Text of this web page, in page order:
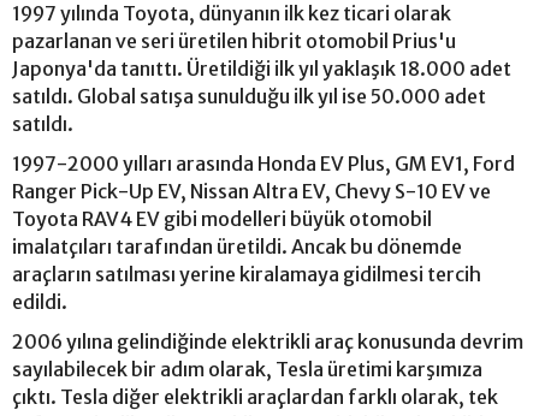
1997 yılında Toyota, dünyanın ilk kez ticari olarak
pazarlanan ve seri üretilen hibrit otomobil Prius'u
Japonya'da tanıttı. Üretildiği ilk yıl yaklaşık 18.000 adet
satıldı. Global satışa sunulduğu ilk yıl ise 50.000 adet
satıldı.
1997-2000 yılları arasında Honda EV Plus, GM EV1, Ford
Ranger Pick-Up EV, Nissan Altra EV, Chevy S-10 EV ve
Toyota RAV4 EV gibi modelleri büyük otomobil
imalatçıları tarafından üretildi. Ancak bu dönemde
araçların satılması yerine kiralamaya gidilmesi tercih
edildi.
2006 yılına gelindiğinde elektrikli araç konusunda devrim
sayılabilecek bir adım olarak, Tesla üretimi karşımıza
çıktı. Tesla diğer elektrikli araçlardan farklı olarak, tek